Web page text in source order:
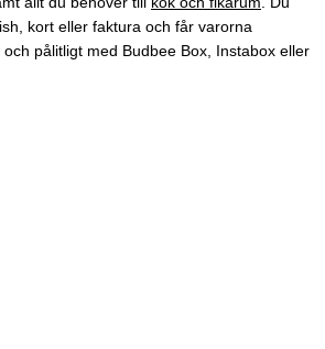
kort eller faktura och får varorna
pålitligt med Budbee Box, Instabox eller